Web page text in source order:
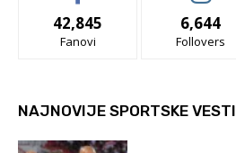
42,845
Fanovi
6,644
Follovers
NAJNOVIJE SPORTSKE VESTI